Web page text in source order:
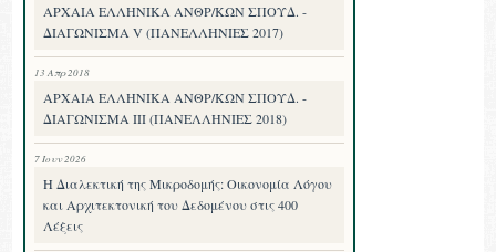
ΑΡΧΑΙΑ ΕΛΛΗΝΙΚΑ ΑΝΘΡ/ΚΩΝ ΣΠΟΥΔ. -
ΔΙΑΓΩΝΙΣΜΑ V (ΠΑΝΕΛΛΗΝΙΕΣ 2017)
13 Απρ 2018
ΑΡΧΑΙΑ ΕΛΛΗΝΙΚΑ ΑΝΘΡ/ΚΩΝ ΣΠΟΥΔ. -
ΔΙΑΓΩΝΙΣΜΑ III (ΠΑΝΕΛΛΗΝΙΕΣ 2018)
7 Ιουν 2026
Η Διαλεκτική της Μικροδομής: Οικονομία Λόγου
και Αρχιτεκτονική του Δεδομένου στις 400
Λέξεις